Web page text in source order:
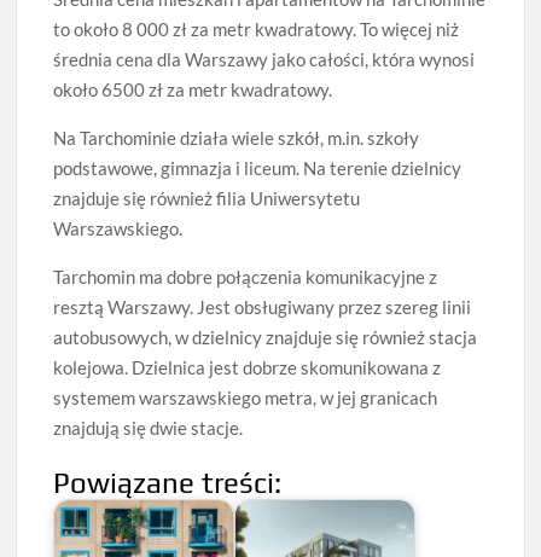
to około 8 000 zł za metr kwadratowy. To więcej niż
średnia cena dla Warszawy jako całości, która wynosi
około 6500 zł za metr kwadratowy.
Na Tarchominie działa wiele szkół, m.in. szkoły
podstawowe, gimnazja i liceum. Na terenie dzielnicy
znajduje się również filia Uniwersytetu
Warszawskiego.
Tarchomin ma dobre połączenia komunikacyjne z
resztą Warszawy. Jest obsługiwany przez szereg linii
autobusowych, w dzielnicy znajduje się również stacja
kolejowa. Dzielnica jest dobrze skomunikowana z
systemem warszawskiego metra, w jej granicach
znajdują się dwie stacje.
Powiązane treści: